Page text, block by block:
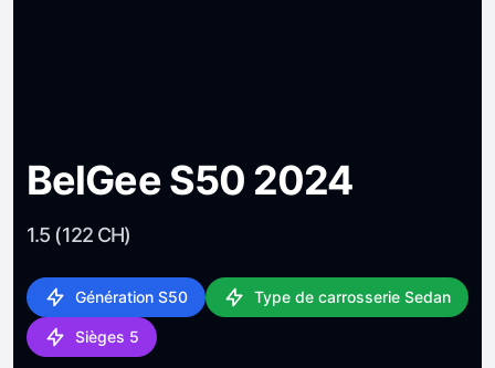
BelGee S50 2024
1.5 (122 CH)
Génération S50 Type de carrosserie Sedan
Sièges 5